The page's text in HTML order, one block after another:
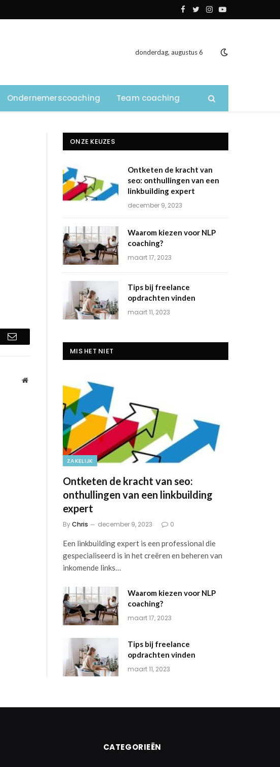
Facebook
TwitterInstagram
YouTube
donderdag, augustus 6
Ondernemerscoaching Team coaching
Email
Website
ONZE KEUZES
Ontketen de kracht van
seo: onthullingen van een
linkbuilding expert
december 9, 2023
Waarom kiezen voor NLP
coaching?
maart 17, 2023
Tips bij freelance
opdrachten vinden
maart 11, 2023
MIS HET NIET
ZAKELIJK
Ontketen de kracht van seo:
onthullingen van een linkbuilding
expert
ByChris december 9, 2023 0
Een linkbuilding expert is een professional die
gespecialiseerd is in het creëren en beheren van
inkomende links…
Waarom kiezen voor NLP
coaching?
maart 17, 2023
Tips bij freelance
opdrachten vinden
maart 11, 2023
CATEGORIEËN